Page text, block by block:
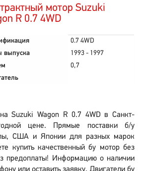
мотор Suzuki
R 0.7 4WD
0.7 4WD
выпуска
1993 - 1997
0,7
Suzuki Wagon R 0.7 4WD в Санкт-
цене. Прямые поставки б/у
США и Японии для разных марок
купить качественный бу мотор без
предоплаты! Информацию о наличии